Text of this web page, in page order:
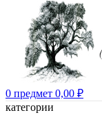
0 предмет 0,00 ₽
категории